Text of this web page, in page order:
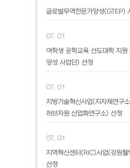
글로벌무역전문가양성(GTEP)
07. 01
여학생 공학교육 선도대학 지
양성 사업단) 선정
07. 01
지방기술혁신사업(지자체연구
허브자원 산업화연구소) 선정
07. 01
지역혁신센터(RIC)사업(강원웰
선정